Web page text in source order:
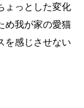
ょっとした変化
め我が家の愛猫
を感じさせない